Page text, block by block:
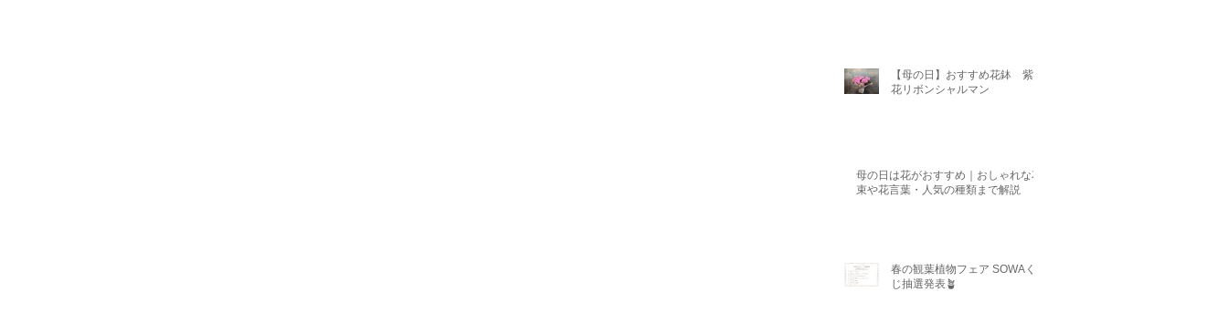
【母の日】おすすめ花鉢 紫陽
花リボンシャルマン
母の日は花がおすすめ｜おしゃれな花
束や花言葉・人気の種類まで解説
春の観葉植物フェア SOWAく
じ抽選発表🪴